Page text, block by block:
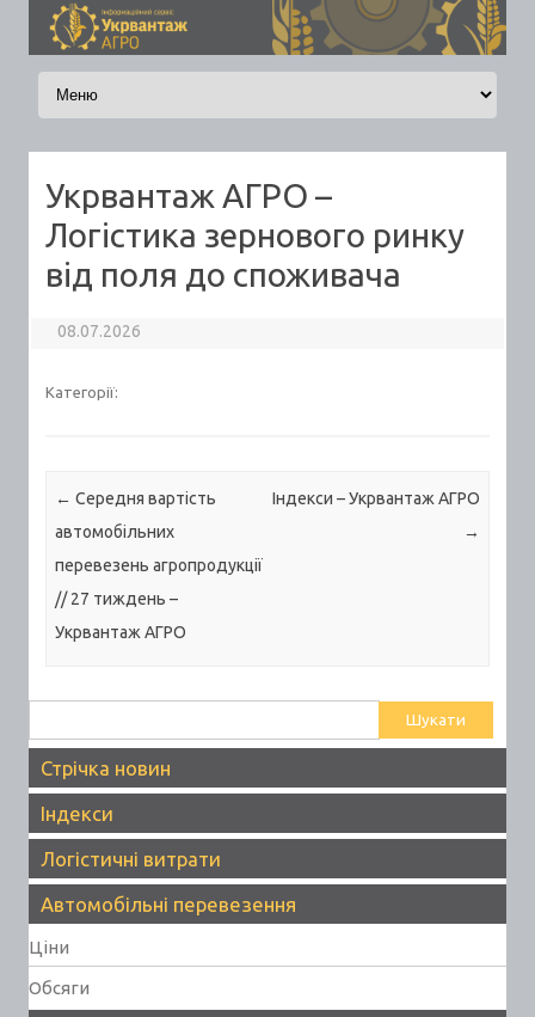
Skip to content
Укрвантаж АГРО –
Логістика зернового ринку
від поля до споживача
08.07.2026
Категорії:
Post navigation
← Середня вартість
автомобільних
перевезень агропродукції
// 27 тиждень –
Укрвантаж АГРО
Індекси – Укрвантаж АГРО
→
Стрічка новин
Індекси
Логістичні витрати
Автомобільні перевезення
Ціни
Обсяги